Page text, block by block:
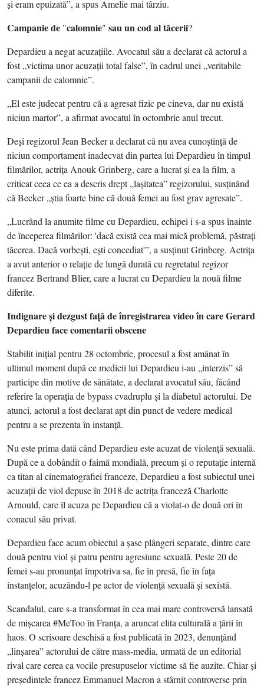
şi eram epuizată”, a spus Amelie mai târziu.
Campanie de "calomnie" sau un cod al tăcerii?
Depardieu a negat acuzaţiile. Avocatul său a declarat că actorul a
fost „victima unor acuzaţii total false”, în cadrul unei „veritabile
campanii de calomnie”.
„El este judecat pentru că a agresat fizic pe cineva, dar nu există
niciun martor”, a afirmat avocatul în octombrie anul trecut.
Deşi regizorul Jean Becker a declarat că nu avea cunoştinţă de
niciun comportament inadecvat din partea lui Depardieu în timpul
filmărilor, actriţa Anouk Grinberg, care a lucrat şi ea la film, a
criticat ceea ce ea a descris drept „laşitatea” regizorului, susţinând
că Becker „ştia foarte bine că două femei au fost grav agresate”.
„Lucrând la anumite filme cu Depardieu, echipei i s-a spus înainte
de începerea filmărilor: 'dacă există cea mai mică problemă, păstraţi
tăcerea. Dacă vorbeşti, eşti concediat'”, a susţinut Grinberg. Actriţa
a avut anterior o relaţie de lungă durată cu regretatul regizor
francez Bertrand Blier, care a lucrat cu Depardieu la nouă filme
diferite.
Indignare şi dezgust faţă de înregistrarea video în care Gerard
Depardieu face comentarii obscene
Stabilit iniţial pentru 28 octombrie, procesul a fost amânat în
ultimul moment după ce medicii lui Depardieu i-au „interzis” să
participe din motive de sănătate, a declarat avocatul său, făcând
referire la operaţia de bypass cvadruplu şi la diabetul actorului. De
atunci, actorul a fost declarat apt din punct de vedere medical
pentru a se prezenta în instanţă.
Nu este prima dată când Depardieu este acuzat de violenţă sexuală.
După ce a dobândit o faimă mondială, precum şi o reputaţie internă
ca titan al cinematografiei franceze, Depardieu a fost subiectul unei
acuzaţii de viol depuse în 2018 de actriţa franceză Charlotte
Arnould, care îl acuza pe Depardieu că a violat-o de două ori în
conacul său privat.
Depardieu face acum obiectul a şase plângeri separate, dintre care
două pentru viol şi patru pentru agresiune sexuală. Peste 20 de
femei s-au pronunţat împotriva sa, fie în presă, fie în faţa
instanţelor, acuzându-l pe actor de violenţă sexuală şi sexistă.
Scandalul, care s-a transformat în cea mai mare controversă lansată
de mişcarea #MeToo în Franţa, a aruncat elita culturală a ţării în
haos. O scrisoare deschisă a fost publicată în 2023, denunţând
„linşarea” actorului de către mass-media, urmată de un editorial
rival care cerea ca vocile presupuselor victime să fie auzite. Chiar şi
preşedintele francez Emmanuel Macron a stârnit controverse prin